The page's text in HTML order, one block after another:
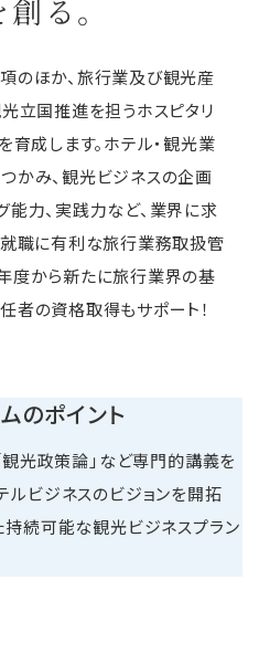
る。
のほか、旅行業及び観光産
立国推進を担うホスピタリ
育成します。ホテル・観光業
かみ、観光ビジネスの企画
力、実践力など、業界に求
就職に有利な旅行業務取扱管
度から新たに旅行業界の基
者の資格取得もサポート！
のポイント
観光政策論」など専門的講義を
ルビジネスのビジョンを開拓
持続可能な観光ビジネスプラン